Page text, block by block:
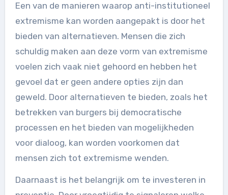
Een van de manieren waarop anti-institutioneel
extremisme kan worden aangepakt is door het
bieden van alternatieven. Mensen die zich
schuldig maken aan deze vorm van extremisme
voelen zich vaak niet gehoord en hebben het
gevoel dat er geen andere opties zijn dan
geweld. Door alternatieven te bieden, zoals het
betrekken van burgers bij democratische
processen en het bieden van mogelijkheden
voor dialoog, kan worden voorkomen dat
mensen zich tot extremisme wenden.
Daarnaast is het belangrijk om te investeren in